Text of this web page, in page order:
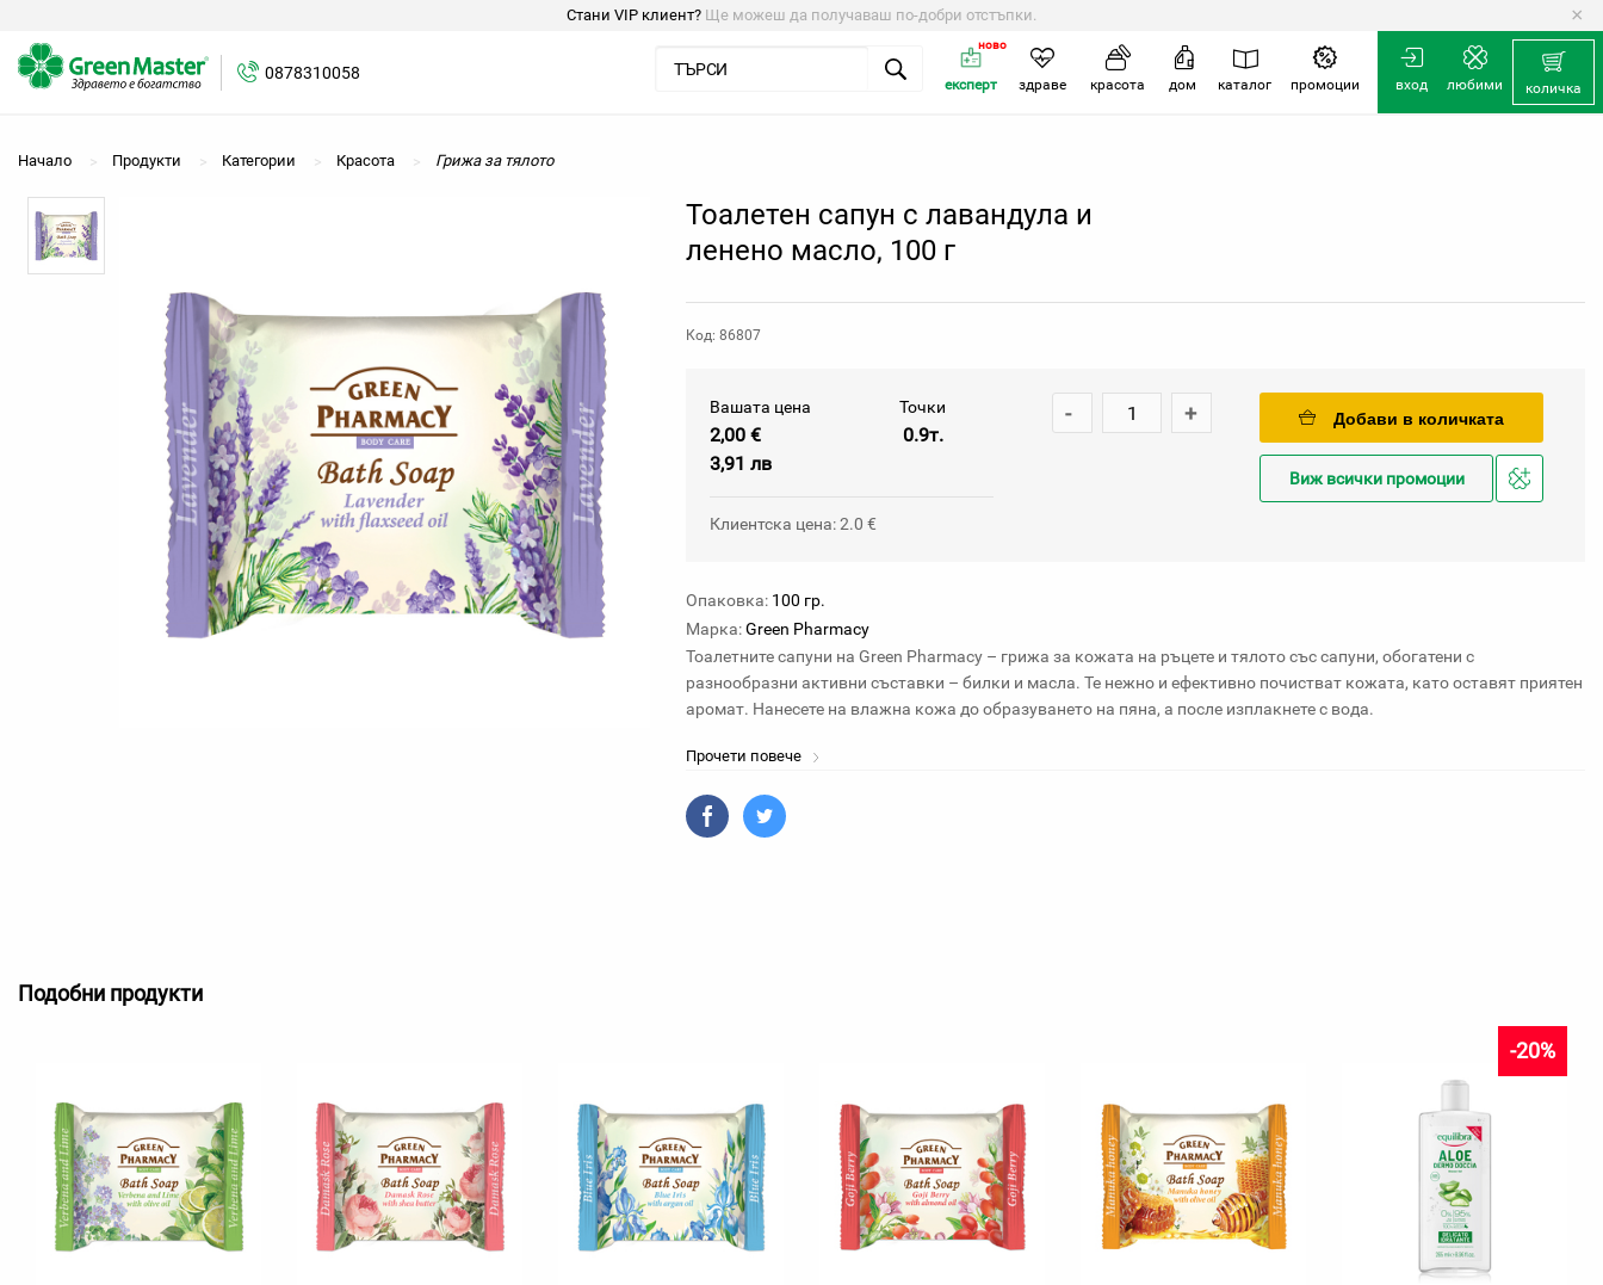
Стани VIP клиент? Ще можеш да получаваш по-добри отстъпки. ×
0878310058
вход любими количка
експерт
ново
здраве красота дом каталог промоции
Начало Продукти Категории Красота Грижа за тялото
Тоалетен сапун с лавандула и
ленено масло, 100 г
Код: 86807
Вашата цена
2,00 €
3,91 лв
Точки
0.9т.
Клиентска цена: 2.0 €
- + Добави в количката
Виж всички промоции
Добави
Опаковка: 100 гр.
Марка:Green Pharmacy
Тоалетните сапуни на Green Pharmacy – грижа за кожата на ръцете и тялото със сапуни, обогатени с
разнообразни активни съставки – билки и масла. Те нежно и ефективно почистват кожата, като оставят приятен
аромат. Нанесете на влажна кожа до образуването на пяна, а после изплакнете с вода.
Прочети повече
Подобни продукти
-20%